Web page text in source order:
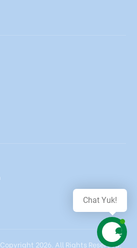
2026. All Rights Reserved.
Chat Yuk!